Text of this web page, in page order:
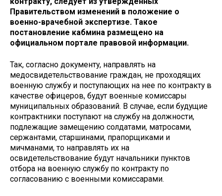
Правительством изменений в положение о
военно-врачебной экспертизе. Такое
постановление кабмина размещено на
официальном портале правовой информации.
Так, согласно документу, направлять на
медосвидетельствование граждан, не проходящих
военную службу и поступающих на нее по контракту в
качестве офицеров, будут военные комиссары
муниципальных образований. В случае, если будущие
контрактники поступают на службу на должности,
подлежащие замещению солдатами, матросами,
сержантами, старшинами, прапорщиками и
мичманами, то направлять их на
освидетельствование будут начальники пунктов
отбора на военную службу по контракту по
согласованию с военными комиссарами.